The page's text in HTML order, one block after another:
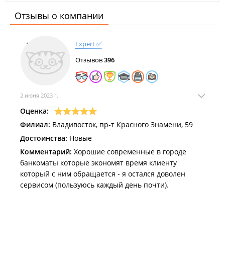
Отзывы о компании
Expert ✅
Отзывов396
2 июня 2023 г.
Оценка:
Филиал: Владивосток, пр-т Красного Знамени, 59
Достоинства: Новые
Комментарий: Хорошие современные в городе
банкоматы которые экономят время клиенту
который с ним обращается - я остался доволен
сервисом (пользуюсь каждый день почти).